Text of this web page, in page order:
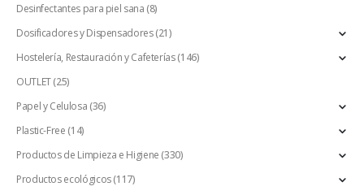
Desinfectantes para piel sana (8)
Dosificadores y Dispensadores (21)
Hostelería, Restauración y Cafeterías(146)
OUTLET(25)
Papel y Celulosa (36)
Plastic-Free (14)
Productos de Limpieza e Higiene (330)
Productos ecológicos(117)